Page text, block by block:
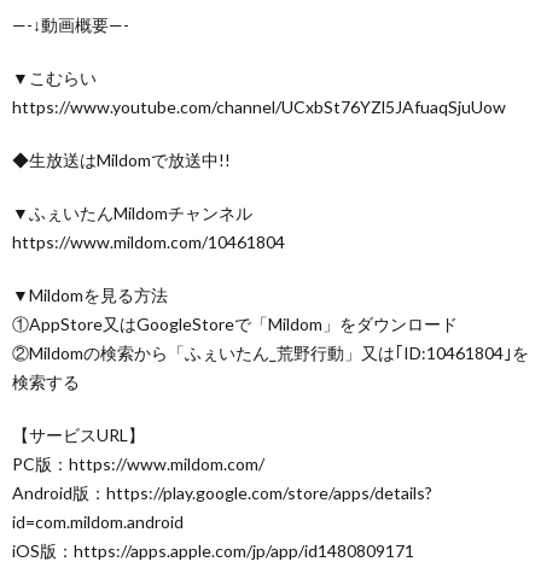
—-↓動画概要—-
▼こむらい
https://www.youtube.com/channel/UCxbSt76YZl5JAfuaqSjuUow
◆生放送はMildomで放送中!!
▼ふぇいたんMildomチャンネル
https://www.mildom.com/10461804
▼Mildomを見る方法
①AppStore又はGoogleStoreで「Mildom」をダウンロード
②Mildomの検索から「ふぇいたん_荒野行動」又は｢ID:10461804｣を
検索する
【サービスURL】
PC版：https://www.mildom.com/
Android版：https://play.google.com/store/apps/details?
id=com.mildom.android
iOS版：https://apps.apple.com/jp/app/id1480809171